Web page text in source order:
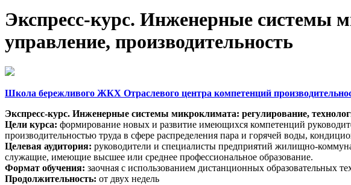
Экспресс-курс. Инженерные системы
управление, производительность
Школа бережливого ЖКХ Отраслевого центра компетенций
Экспресс-курс. Инженерные системы микроклимата: регулирование,
Цели курса: формирование новых и развитие имеющихся компетенций
производительностью труда в сфере распределения пара и горячей воды,
Целевая аудитория: руководители и специалисты предприятий жилищно-
служащие, имеющие высшее или среднее профессиональное образование.
Формат обучения: заочная с использованием дистанционных образовательных
Продолжительность: от двух недель